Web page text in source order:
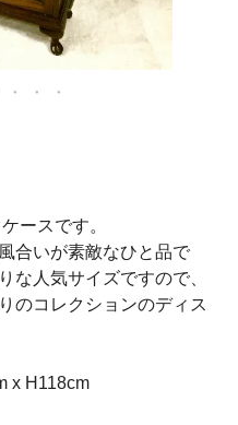
ースです。
合いが素敵なひと品で
な人気サイズですので、
のコレクションのディス
x H118cm